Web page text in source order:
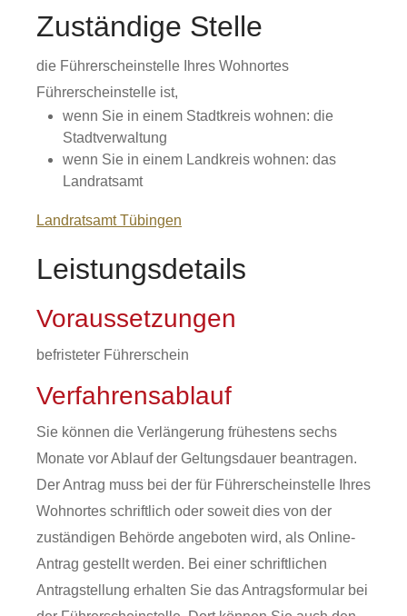
Zuständige Stelle
die Führerscheinstelle Ihres Wohnortes
Führerscheinstelle ist,
wenn Sie in einem Stadtkreis wohnen: die
Stadtverwaltung
wenn Sie in einem Landkreis wohnen: das
Landratsamt
Landratsamt Tübingen
Leistungsdetails
Voraussetzungen
befristeter Führerschein
Verfahrensablauf
Sie können die Verlängerung frühestens sechs
Monate vor Ablauf der Geltungsdauer beantragen.
Der Antrag muss bei der für Führerscheinstelle Ihres
Wohnortes schriftlich oder soweit dies von der
zuständigen Behörde angeboten wird, als Online-
Antrag gestellt werden. Bei einer schriftlichen
Antragstellung erhalten Sie das Antragsformular bei